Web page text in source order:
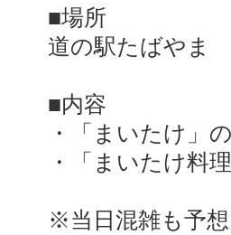
■場所
道の駅たばやま
■内容
・「まいたけ」
・「まいたけ料
※当日混雑も予